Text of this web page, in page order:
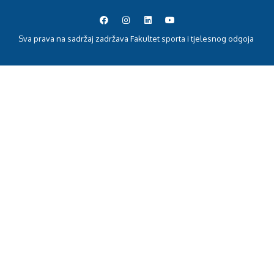
Sva prava na sadržaj zadržava Fakultet sporta i tjelesnog odgoja